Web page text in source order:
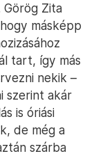
Zita
másképp
tart, így más
nekik –
szerint akár
is óriási
de még a
szárba